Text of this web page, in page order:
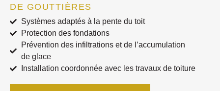
DE GOUTTIÈRES
Systèmes adaptés à la pente du toit
Protection des fondations
Prévention des infiltrations et de l’accumulation
de glace
Installation coordonnée avec les travaux de toiture